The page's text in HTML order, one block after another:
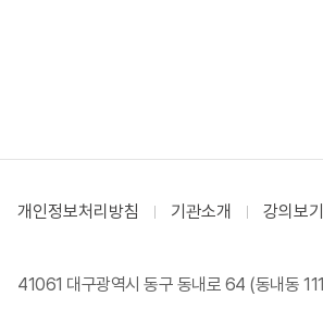
개인정보처리방침 기관소개 강의보
41061 대구광역시 동구 동내로 64 (동내동